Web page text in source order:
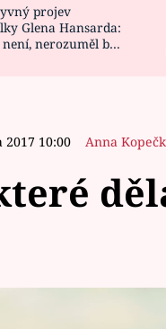
projev
Glena Hansarda:
nerozuměl by
10:00 Anna